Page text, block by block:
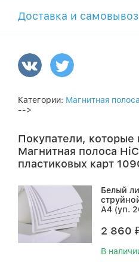
Доставка и самовывоз
Категории: Магнитная полоса
-->
Покупатели, которые
Магнитная полоса
пластиковых карт
Белый
А4 (уп.
2 860
В